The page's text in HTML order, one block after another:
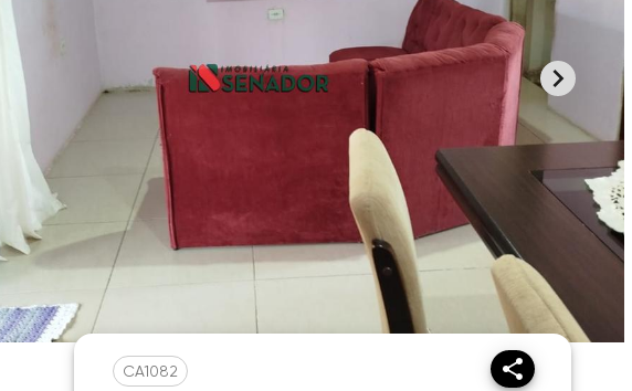
CA1082